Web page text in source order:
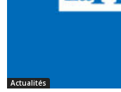
Actualités